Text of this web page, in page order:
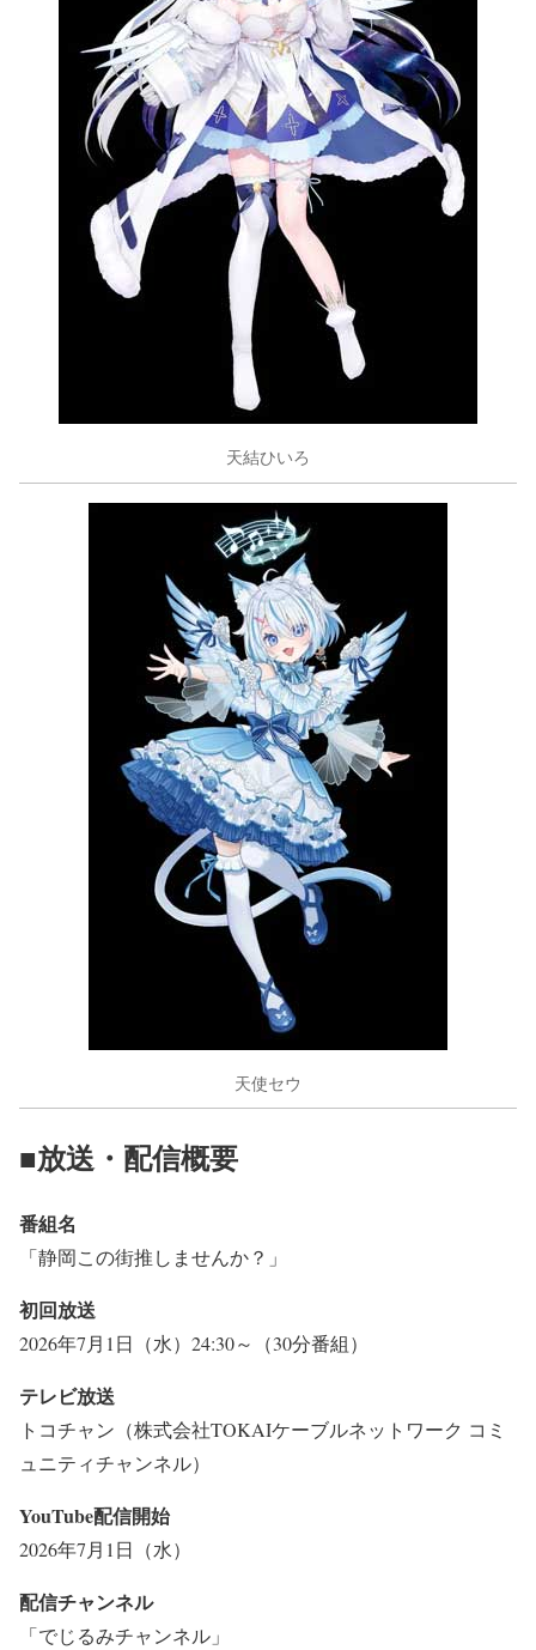
天結ひいろ
天使セウ
■放送・配信概要
番組名
「静岡この街推しませんか？」
初回放送
2026年7月1日（水）24:30～（30分番組）
テレビ放送
トコチャン（株式会社TOKAIケーブルネットワーク コミ
ュニティチャンネル）
YouTube配信開始
2026年7月1日（水）
配信チャンネル
「でじるみチャンネル」